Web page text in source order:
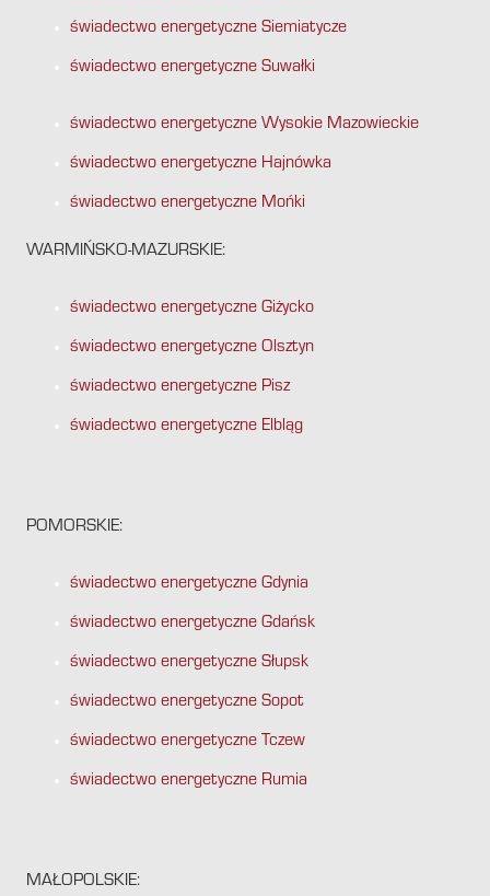
świadectwo energetyczne Siemiatycze
świadectwo energetyczne Suwałki
świadectwo energetyczne Wysokie Mazowieckie
świadectwo energetyczne Hajnówka
świadectwo energetyczne Mońki
WARMIŃSKO-MAZURSKIE:
świadectwo energetyczne Giżycko
świadectwo energetyczne Olsztyn
świadectwo energetyczne Pisz
świadectwo energetyczne Elbląg
POMORSKIE:
świadectwo energetyczne Gdynia
świadectwo energetyczne Gdańsk
świadectwo energetyczne Słupsk
świadectwo energetyczne Sopot
świadectwo energetyczne Tczew
świadectwo energetyczne Rumia
MAŁOPOLSKIE: